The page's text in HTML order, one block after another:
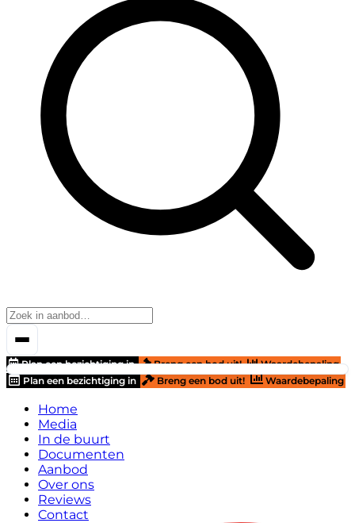
Plan een bezichtiging in Breng een bod uit!
Waardebepaling
Plan een bezichtiging in
Breng een bod uit! Waardebepaling
Home
Media
In de buurt
Documenten
Aanbod
Over ons
Reviews
Contact